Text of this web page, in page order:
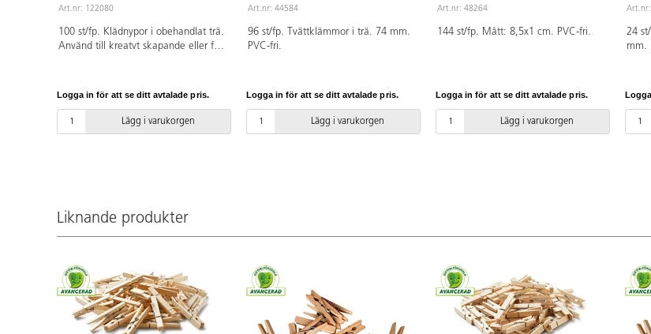
Art.nr: 122080
100 st/fp. Klädnypor i obehandlat trä.
Använd till kreatvt skapande eller för
Logga in för att se ditt avtalade pris.
Lägg i varukorgen
Art.nr: 44584
96 st/fp. Tvättklämmor i trä. 74 mm.
PVC-fri.
Logga in för att se ditt avtalade pris.
Lägg i varukorgen
Art.nr: 48264
144 st/fp. Mått: 8,5x1 cm. PVC-fri.
Logga in för att se ditt avtalade pris.
Lägg i varukorgen
24
mm.
Liknande produkter